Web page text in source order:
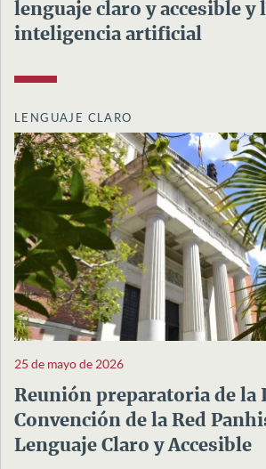
lenguaje claro y accesible y
inteligencia artificial
LENGUAJE CLARO
25 de mayo de 2026
Reunión preparatoria de la
Convención de la Red
Lenguaje Claro y Accesible